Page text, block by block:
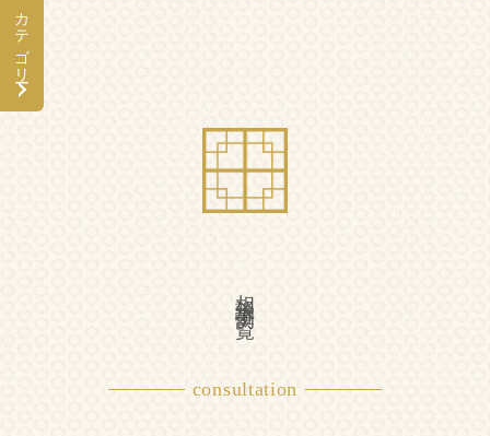
相談事例一覧
consultation
カテゴリー